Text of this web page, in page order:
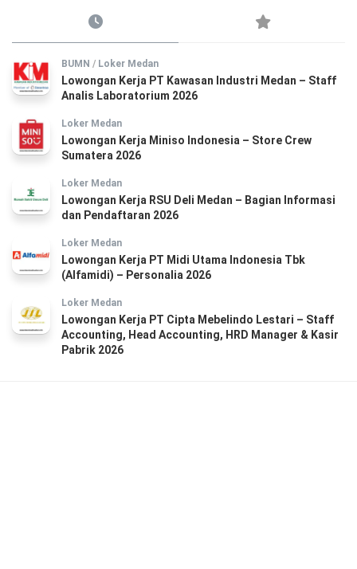
BUMN / Loker Medan
Lowongan Kerja PT Kawasan Industri Medan – Staff
Analis Laboratorium 2026
Loker Medan
Lowongan Kerja Miniso Indonesia – Store Crew
Sumatera 2026
Loker Medan
Lowongan Kerja RSU Deli Medan – Bagian Informasi
dan Pendaftaran 2026
Loker Medan
Lowongan Kerja PT Midi Utama Indonesia Tbk
(Alfamidi) – Personalia 2026
Loker Medan
Lowongan Kerja PT Cipta Mebelindo Lestari – Staff
Accounting, Head Accounting, HRD Manager & Kasir
Pabrik 2026